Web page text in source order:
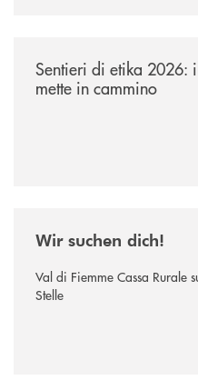
Sentieri di etika 2026:
mette in cammino
Wir suchen dich!
Val di Fiemme Cassa Rurale
Stelle